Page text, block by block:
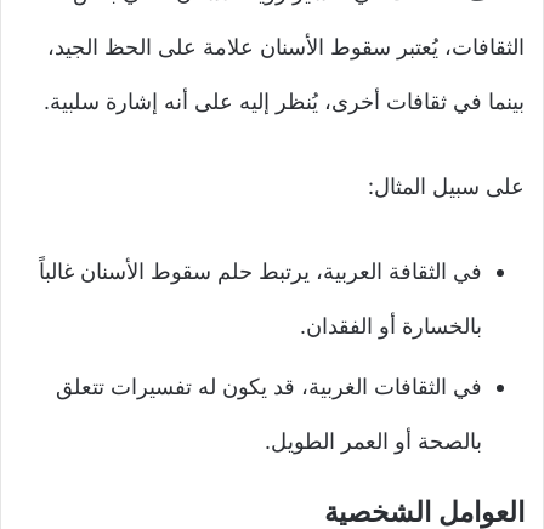
الثقافات، يُعتبر سقوط الأسنان علامة على الحظ الجيد،
بينما في ثقافات أخرى، يُنظر إليه على أنه إشارة سلبية.
على سبيل المثال:
في الثقافة العربية، يرتبط حلم سقوط الأسنان غالباً
بالخسارة أو الفقدان.
في الثقافات الغربية، قد يكون له تفسيرات تتعلق
بالصحة أو العمر الطويل.
العوامل الشخصية